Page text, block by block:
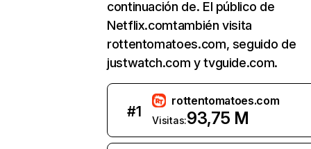
continuación de. El público de
Netflix.comtambién visita
rottentomatoes.com, seguido de
justwatch.com y tvguide.com.
#1
rottentomatoes.com
Visitas:93,75 M